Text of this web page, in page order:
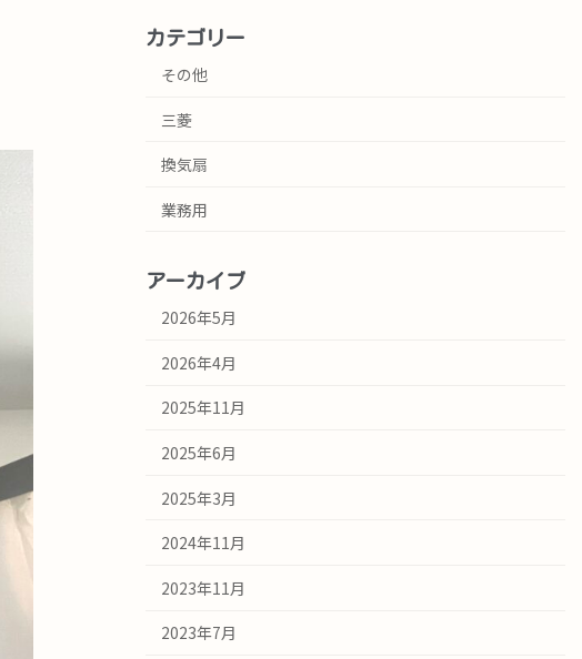
カテゴリー
その他
三菱
換気扇
業務用
アーカイブ
2026年5月
2026年4月
2025年11月
2025年6月
2025年3月
2024年11月
2023年11月
2023年7月